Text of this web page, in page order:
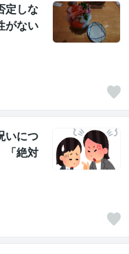
定しな
がない
いにつ
「絶対
断で